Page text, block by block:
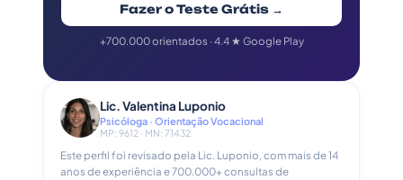
Fazer o Teste Grátis →
+700.000 orientados · 4.4 ★ Google Play
Lic. Valentina Luponio
Psicóloga · Orientação Vocacional
MP: 9612 · MN: 71432
Este perfil foi revisado pela Lic. Luponio, com mais de 14
anos de experiência e 700.000+ consultas de